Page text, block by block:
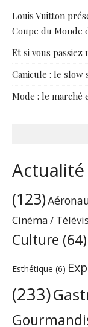
Louis Vuitton
Coupe du Monde
Et si vous passiez
Canicule : le slow
Mode : le marché
Actualité
(123)
Cinéma /
Culture (64)
Esthétique (6)
(233)